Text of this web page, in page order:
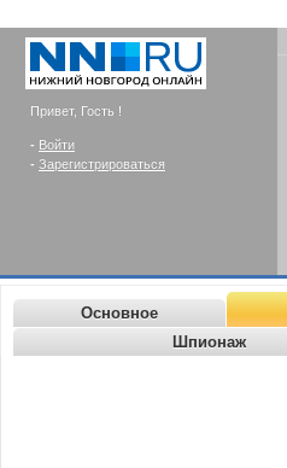
Привет, Гость !
- Войти
- Зарегистрироваться
Основное
Шпионаж